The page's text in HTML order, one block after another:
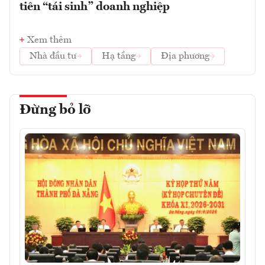
tiên “tái sinh” doanh nghiệp
Xem thêm
Nhà đầu tư
Hạ tầng Địa phương
Đừng bỏ lỡ